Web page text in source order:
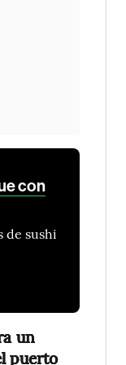
con
de sushi
un
puerto